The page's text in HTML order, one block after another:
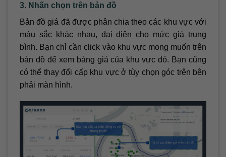
3. Nhấn chọn trên bản đồ
Bản đồ giá đã được phân chia theo các khu vực với
màu sắc khác nhau, đại diện cho mức giá trung
bình. Bạn chỉ cần click vào khu vực mong muốn trên
bản đồ để xem bảng giá của khu vực đó. Bạn cũng
có thể thay đổi cấp khu vực ở tùy chọn góc trên bên
phải màn hình.